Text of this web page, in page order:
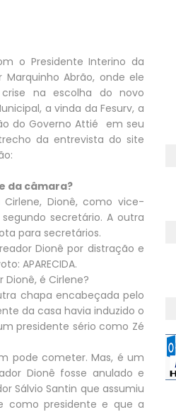
o Presidente Interino da
Abrão, onde ele
na escolha do novo
a vinda da Fesurv, a
do Governo Attié em seu
da entrevista do site
da câmara?
Dionê, como vice-
secretário. A outra
para secretários.
Dionê por distração e
APARECIDA.
é Cirlene?
chapa encabeçada pelo
da casa havia induzido o
presidente sério como Zé
pode cometer. Mas, é um
Dionê fosse anulado e
Sálvio Santin que assumiu
como presidente e que a